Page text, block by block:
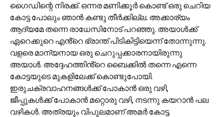
ഗൈഡിന്റെ നിരക്ക്. ഒന്നര മണിക്കൂർ കൊണ്ട് ഒരു ചെറിയ
കോട്ട പോലും ഞാൻ കണ്ടു തീർക്കില്ല. അക്കാര്യം
ആദ്യമേ തന്നെ രാധേസിനോട് പറഞ്ഞു. അയാൾക്ക്
ഏറെക്കുറെ എൻ്റെ ഭ്രാന്ത് പിടികിട്ടിയെന്ന് തോന്നുന്നു.
വളരെ മാന്യനായ ഒരു ചെറുപ്പക്കാരനായിരുന്നു
അയാൾ. അദ്ദേഹത്തിൻ്റെ ബൈക്കിൽ തന്നെ എന്നെ
കോട്ടയുടെ മുകളിലേക്ക് കൊണ്ടുപോയി.
ഇരുചക്രവാഹനങ്ങൾക്ക് പോകാൻ ഒരു വഴി,
ജീപ്പുകൾക്ക് പോകാൻ മറ്റൊരു വഴി, നടന്നു കയറാൻ പല
വഴികൾ. അത്രയും വിപുലമാണ് അമർ കോട്ട.